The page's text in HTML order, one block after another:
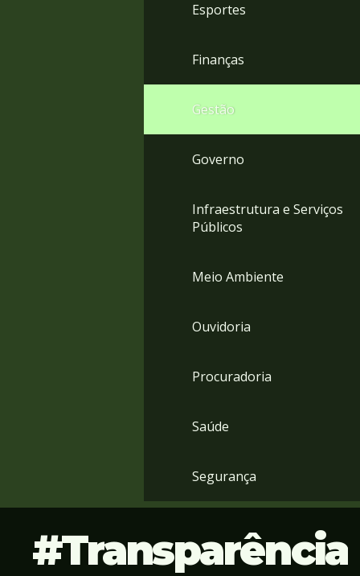
Esportes
Finanças
Gestão
Governo
Infraestrutura e Serviços
Públicos
Meio Ambiente
Ouvidoria
Procuradoria
Saúde
Segurança
Transparência